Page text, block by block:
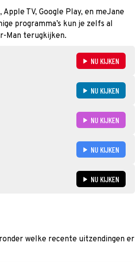
TV, Google Play, en meJane
programma’s kun je zelfs al
Man terugkijken.
NU KIJKEN
NU KIJKEN
NU KIJKEN
NU KIJKEN
NU KIJKEN
welke recente uitzendingen er